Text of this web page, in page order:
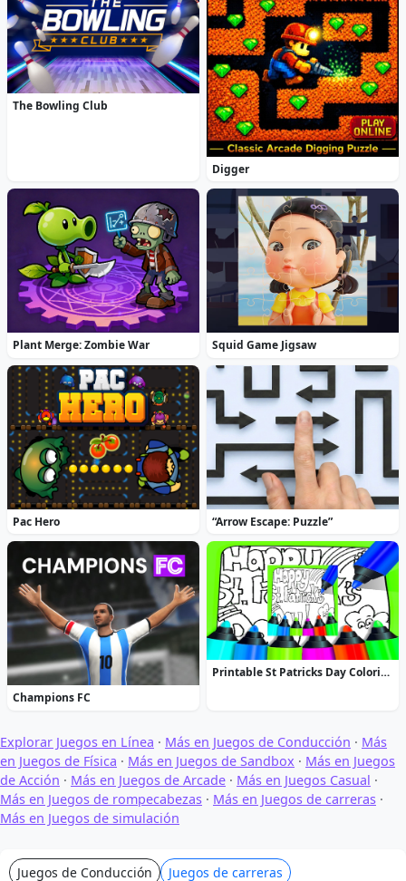
The Bowling Club
Digger
Plant Merge: Zombie War Squid Game Jigsaw
Pac Hero “Arrow Escape: Puzzle”
Champions FC
Printable St Patricks Day Coloring Pages
Explorar Juegos en Línea · Más en Juegos de Conducción · Más
en Juegos de Física · Más en Juegos de Sandbox · Más en Juegos
de Acción · Más en Juegos de Arcade · Más en Juegos Casual ·
Más en Juegos de rompecabezas · Más en Juegos de carreras ·
Más en Juegos de simulación
Juegos de Conducción Juegos de carreras